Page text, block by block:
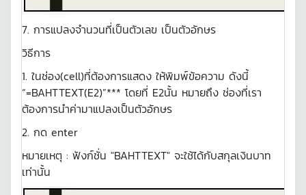
7. การแปลงจำนวนที่เป็นตัวเลข เป็นตัวอักษร
วิธีการ
1. ในช่อง(cell)ที่ต้องการแสดง ให้พิมพ์ข้อความ ดังนี้
“=BAHTTEXT(E2)”*** โดยที่ E2นั้น หมายถึง ช่องที่เรา
ต้องการนำค่ามาแปลงเป็นตัวอักษร
2. กด enter
หมายเหตุ : ฟังก์ชั่น "BAHTTEXT" จะใช้ได้กับสกุลเงินบาท
เท่านั้น